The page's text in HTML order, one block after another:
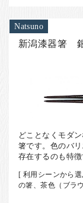
Natsuno
新潟漆器箸
どことなくモダ
箸です。色のバ
存在するのも特徴
[ 利用シーンから
の箸、茶色（ブラ